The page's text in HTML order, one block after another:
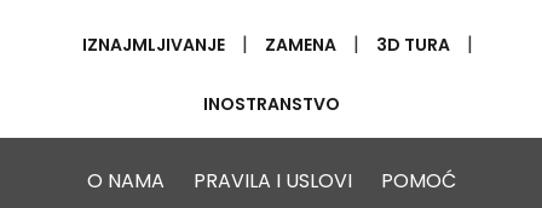
IZNAJMLJIVANJE | ZAMENA | 3D TURA |
INOSTRANSTVO
O NAMA PRAVILA I USLOVI POMOĆ